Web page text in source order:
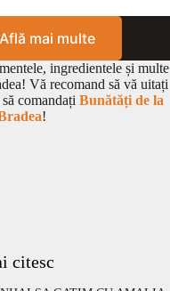
Află mai multe
ingredientele și multe
Vă recomand să vă uitați
comandațiBunătăți de la
!
citesc